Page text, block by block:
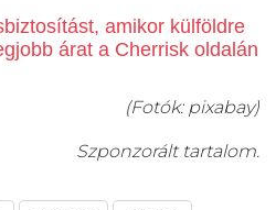
amikor külföldre
árat a Cherrisk oldalán
(Fotók: pixabay)
Szponzorált tartalom.